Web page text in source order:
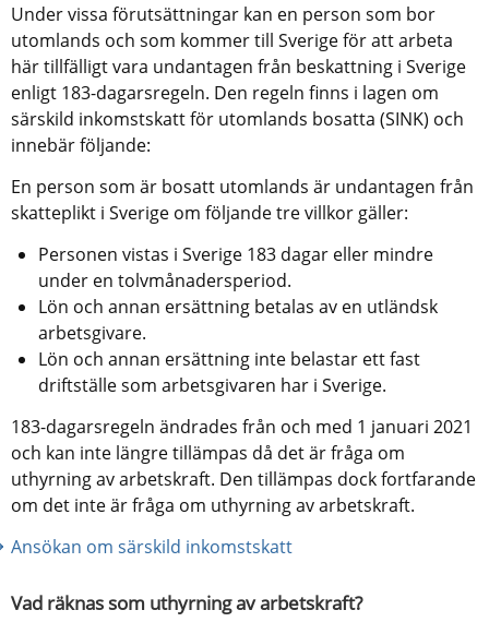
Under vissa förutsättningar kan en person som bor
utomlands och som kommer till Sverige för att arbeta
här tillfälligt vara undantagen från beskattning i Sverige
enligt 183-dagarsregeln. Den regeln finns i lagen om
särskild inkomstskatt för utomlands bosatta (SINK) och
innebär följande:
En person som är bosatt utomlands är undantagen från
skatteplikt i Sverige om följande tre villkor gäller:
Personen vistas i Sverige 183 dagar eller mindre
under en tolvmånadersperiod.
Lön och annan ersättning betalas av en utländsk
arbetsgivare.
Lön och annan ersättning inte belastar ett fast
driftställe som arbetsgivaren har i Sverige.
183-dagarsregeln ändrades från och med 1 januari 2021
och kan inte längre tillämpas då det är fråga om
uthyrning av arbetskraft. Den tillämpas dock fortfarande
om det inte är fråga om uthyrning av arbetskraft.
Ansökan om särskild inkomstskatt
Vad räknas som uthyrning av arbetskraft?